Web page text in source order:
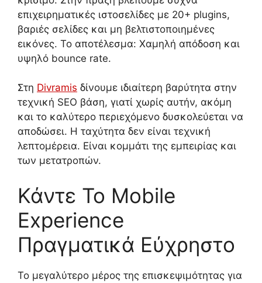
επιχειρηματικές ιστοσελίδες με 20+ plugins,
βαριές σελίδες και μη βελτιστοποιημένες
εικόνες. Το αποτέλεσμα: Χαμηλή απόδοση και
υψηλό bounce rate.
Στη Divramis δίνουμε ιδιαίτερη βαρύτητα στην
τεχνική SEO βάση, γιατί χωρίς αυτήν, ακόμη
και το καλύτερο περιεχόμενο δυσκολεύεται να
αποδώσει. Η ταχύτητα δεν είναι τεχνική
λεπτομέρεια. Είναι κομμάτι της εμπειρίας και
των μετατροπών.
Κάντε Το Mobile
Experience
Πραγματικά Εύχρηστο
Το μεγαλύτερο μέρος της επισκεψιμότητας για